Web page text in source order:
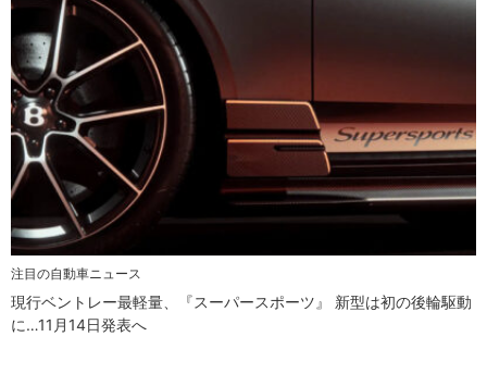
注目の自動車ニュース
現行ベントレー最軽量、『スーパースポーツ』 新型は初の後輪駆動
に…11月14日発表へ